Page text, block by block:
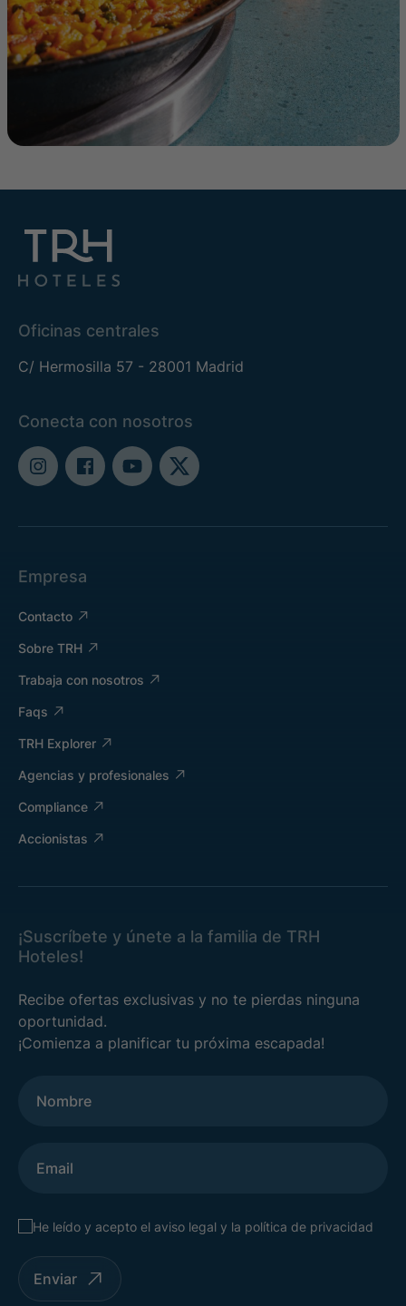
Oficinas centrales
C/ Hermosilla 57 - 28001 Madrid
Conecta con nosotros
Empresa
Contacto
Sobre TRH
Trabaja con nosotros
Faqs
TRH Explorer
Agencias y profesionales
Compliance
Accionistas
¡Suscríbete y únete a la familia de TRH
Hoteles!
Recibe ofertas exclusivas y no te pierdas ninguna
oportunidad.
¡Comienza a planificar tu próxima escapada!
Enviar
He leído y acepto el aviso legal y la política de privacidad